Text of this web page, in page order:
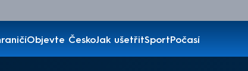
Objevte ČeskoJak ušetřitSportPočasí